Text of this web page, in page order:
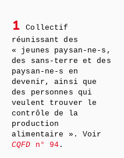
1
Collectif
réunissant des
« jeunes paysan-ne-s,
des sans-terre et des
paysan-ne-s en
devenir, ainsi que
des personnes qui
veulent trouver le
contrôle de la
production
alimentaire ». Voir
CQFD n° 94 .